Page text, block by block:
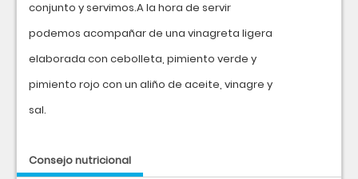
conjunto y servimos.A la hora de servir
podemos acompañar de una vinagreta ligera
elaborada con cebolleta, pimiento verde y
pimiento rojo con un aliño de aceite, vinagre y
sal.
Consejo nutricional